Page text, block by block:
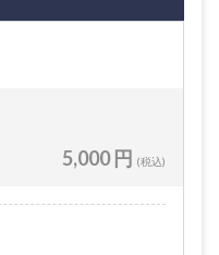
5,000 円 (税込)